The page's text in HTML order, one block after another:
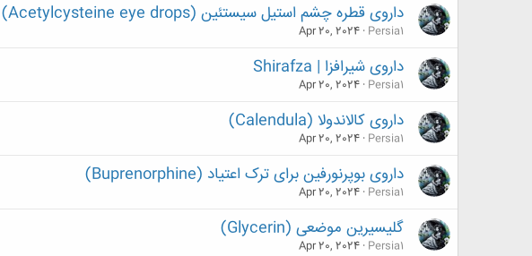
داروی قطره چشم استیل سیستئین (Acetylcysteine eye drops)
Persia1
Apr 20, 2024
داروی شیرافزا | Shirafza
Persia1
Apr 20, 2024
داروی کالاندولا (Calendula)
Persia1
Apr 20, 2024
داروی بوپرنورفین برای ترک اعتیاد (Buprenorphine)
Persia1
Apr 20, 2024
گلیسیرین موضعی (Glycerin)
Persia1
Apr 20, 2024